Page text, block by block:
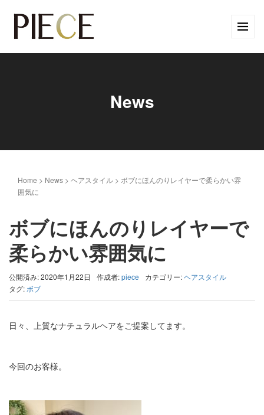
News
Home > News > ヘアスタイル > ボブにほんのりレイヤーで柔らかい雰
囲気に
ボブにほんのりレイヤーで
柔らかい雰囲気に
公開済み: 2020年1月22日 作成者:piece カテゴリー:ヘアスタイル
タグ: ボブ
日々、上質なナチュラルヘアをご提案してます。
今回のお客様。